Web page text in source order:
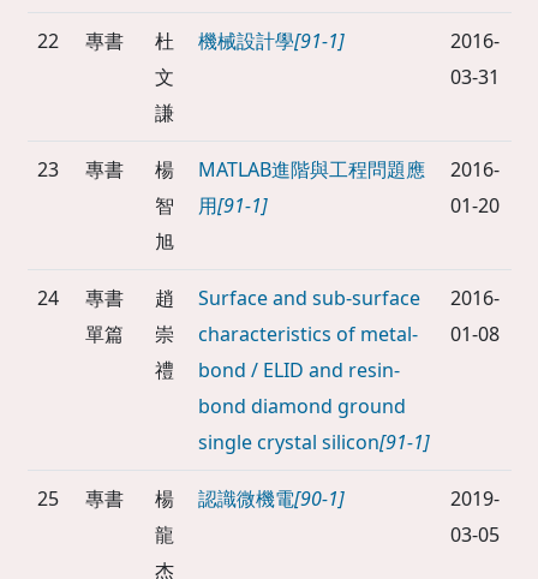
22 專書
杜
文
謙
機械設計學[91-1]
2016-
03-31
23 專書
楊
智
旭
MATLAB進階與工程問題應
用[91-1]
2016-
01-20
24
專書
單篇
趙
崇
禮
Surface and sub-surface
characteristics of metal-
bond / ELID and resin-
bond diamond ground
single crystal silicon[91-1]
2016-
01-08
25 專書
楊
龍
杰
認識微機電[90-1]
2019-
03-05